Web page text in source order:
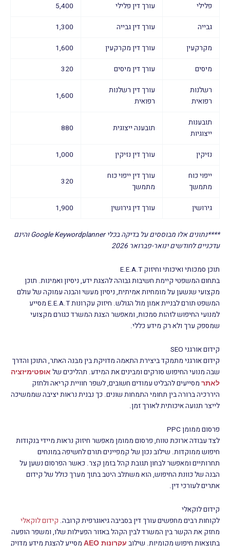
פלילי עורך דין פלילי 5,400
גבייה עורך דין גבייה 1,300
מקרקעין עורך דין מקרקעין 1,600
מיסים עורך דין מיסים 320
רשלנות
רפואית
עורך דין רשלנות
רפואית
1,600
תובענות
ייצוגיות
תובענה ייצוגית 880
נזיקין עורך דין נזיקין 1,000
ייפוי כוח
מתמשך
עורך דין ייפוי כוח
מתמשך
320
גירושין עורך דין גירושין 1,900
****נתונים אלו מבוססים על בדיקה בכלי Google Keywordplanner והינם
עדכניים לחודשים ינואר-פברואר 2026
תוכן סמכותי ואיכותי וחיזוק E.E.A.T
בתחום המשפטי קיימת חשיבות גבוהה להצגת ידע, ניסיון ואמינות. תוכן
מקצועי שנשען על מומחיות אמיתית, ניסיון מעשי והבנה עמוקה של עולם
המשפט תורם לבניית אמון מול הגולש. חיזוק עקרונות E.E.A.T מסייע
למנועי החיפוש לזהות סמכות, ומאפשר הצגת המשרד כגורם מקצועי
שמספק ערך ולא רק מידע כללי.
קידום אורגני SEO
קידום אורגני מתמקד ביצירת התאמה מדויקת בין מבנה האתר, התוכן והדרך
שבה מנועי החיפוש סורקים ומבינים את המידע. תהליכים של אופטימיזציה
לאתר מסייעים להבליט עמודים חשובים, לשפר חוויית קריאה ולחזק
היררכיה ברורה בין תחומי התמחות שונים. כך נבנית נראות יציבה שממשיכה
לייצר תנועה איכותית לאורך זמן.
פרסום ממומן PPC
לצד עבודה ארוכת טווח, פרסום ממומן מאפשר חיזוק נראות מיידי בנקודות
חיפוש ממוקדות. שילוב נכון של קמפיינים תורם לחשיפה במונחים
תחרותיים ומאפשר לבחון תגובת קהל בזמן קצר. כאשר הפרסום נשען על
הבנה של כוונת החיפוש, הוא משתלב היטב בתוך מערך כולל של קידום
אתרים לעורכי דין.
קידום לוקאלי
לקוחות רבים מחפשים עורך דין בסביבה גיאוגרפית קרובה. קידום לוקאלי
מחזק את הקשר בין המשרד לבין הקהל באזור הפעילות שלו, ומשפר הופעה
בתוצאות חיפוש מקומיות. שילוב עקרונות AEO מסייע להצגת מידע מדויק